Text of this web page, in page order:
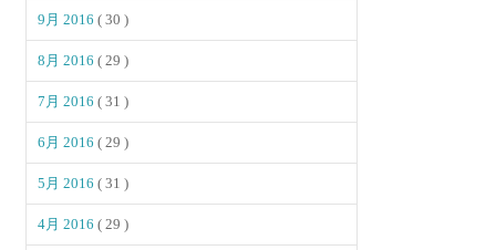
9月 2016( 30 )
8月 2016( 29 )
7月 2016( 31 )
6月 2016( 29 )
5月 2016( 31 )
4月 2016( 29 )